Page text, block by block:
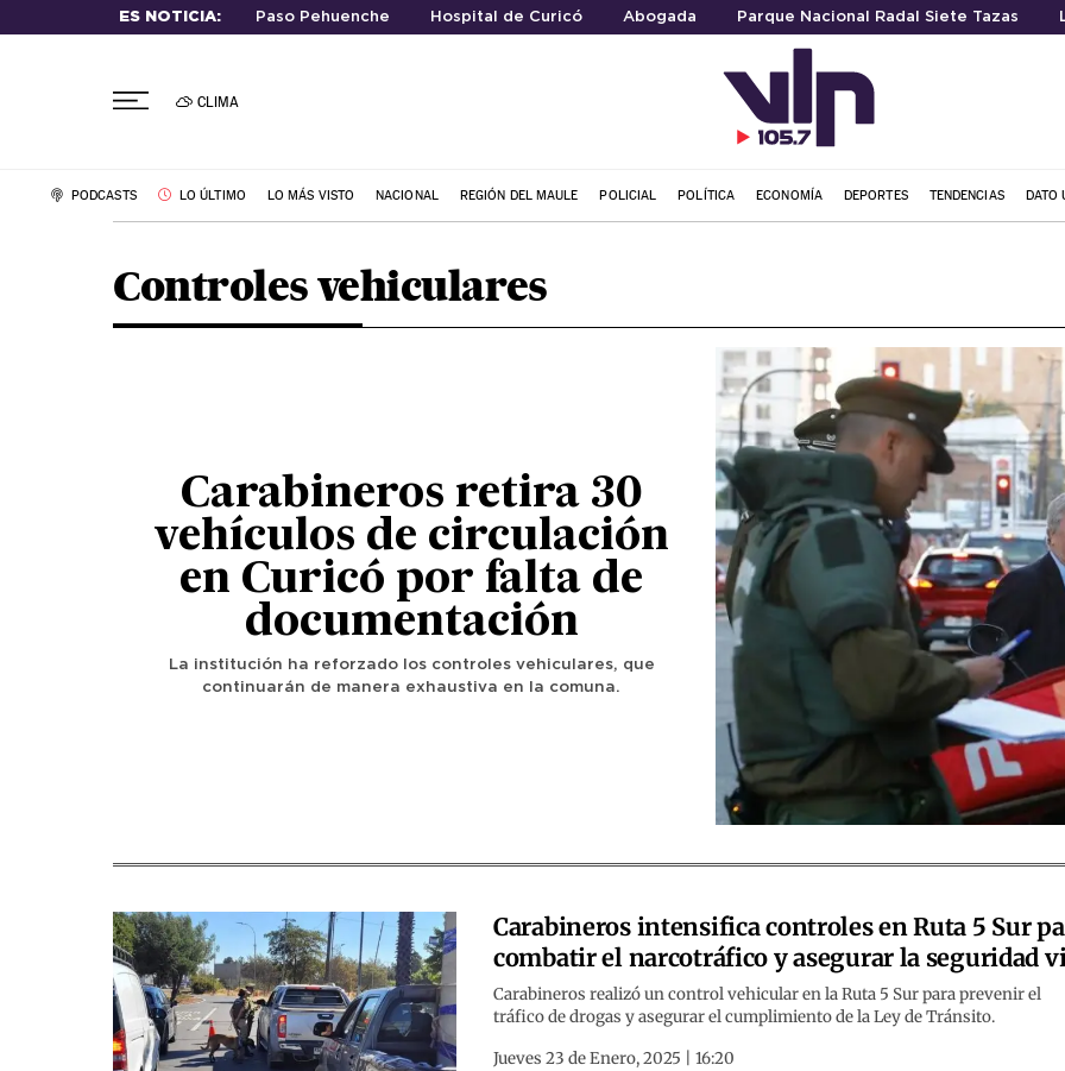
ES NOTICIA: Paso Pehuenche Hospital de Curicó Abogada Parque Nacional Radal Siete Tazas
CLIMA
PODCASTS LO ÚLTIMO LO MÁS VISTO NACIONAL REGIÓN DEL MAULE POLICIAL POLÍTICA ECONOMÍA DEPORTES TENDENCIAS DATO
Controles vehiculares
Carabineros retira 30
vehículos de circulación
en Curicó por falta de
documentación
La institución ha reforzado los controles vehiculares, que
continuarán de manera exhaustiva en la comuna.
Carabineros intensifica controles en Ruta 5 Sur
combatir el narcotráfico y asegurar la seguridad
Carabineros realizó un control vehicular en la Ruta 5 Sur para prevenir el
tráfico de drogas y asegurar el cumplimiento de la Ley de Tránsito.
Jueves 23 de Enero, 2025 | 16:20